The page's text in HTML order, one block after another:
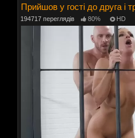
Прийшов у гості до друга і
194717 переглядів 80% HD